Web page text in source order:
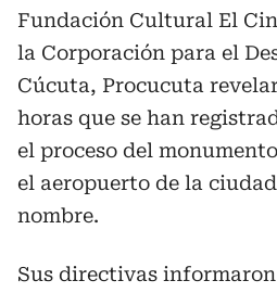
Fundación Cultural El
la Corporación para el
Cúcuta, Procucuta
horas que se han
el proceso del
el aeropuerto de la
nombre.
Sus directivas